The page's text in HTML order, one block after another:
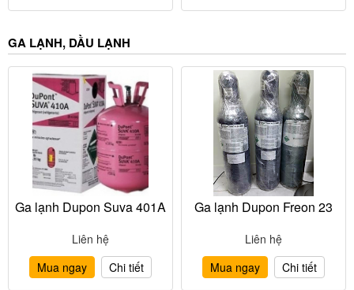
GA LẠNH, DẦU LẠNH
Ga lạnh Dupon Suva 401A
Liên hệ
Mua ngay
Chi tiết
Ga lạnh Dupon Freon 23
Liên hệ
Mua ngay
Chi tiết